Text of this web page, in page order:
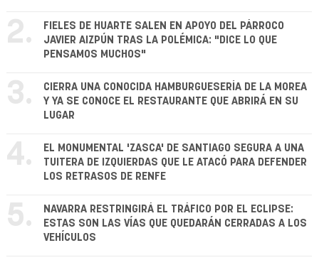
2.
FIELES DE HUARTE SALEN EN APOYO DEL PÁRROCO
JAVIER AIZPÚN TRAS LA POLÉMICA: "DICE LO QUE
PENSAMOS MUCHOS"
3.
CIERRA UNA CONOCIDA HAMBURGUESERÍA DE LA MOREA
Y YA SE CONOCE EL RESTAURANTE QUE ABRIRÁ EN SU
LUGAR
4.
EL MONUMENTAL 'ZASCA' DE SANTIAGO SEGURA A UNA
TUITERA DE IZQUIERDAS QUE LE ATACÓ PARA DEFENDER
LOS RETRASOS DE RENFE
5.
NAVARRA RESTRINGIRÁ EL TRÁFICO POR EL ECLIPSE:
ESTAS SON LAS VÍAS QUE QUEDARÁN CERRADAS A LOS
VEHÍCULOS